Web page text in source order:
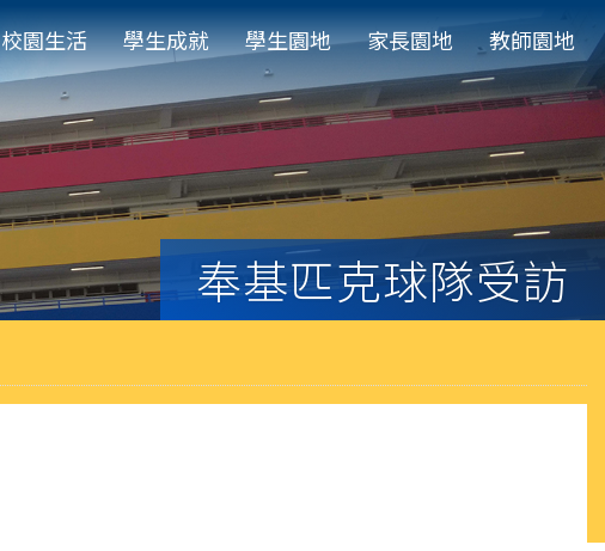
校園生活 學生成就 學生園地 家長園地 教師園地
奉基匹克球隊受訪